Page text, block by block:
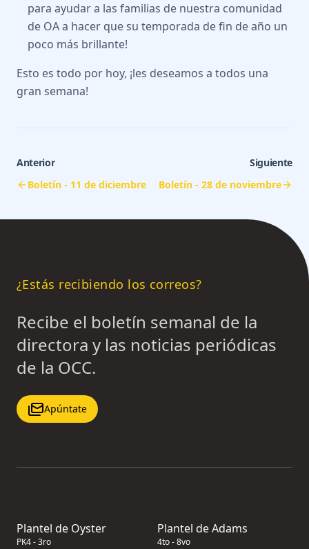
para ayudar a las familias de nuestra comunidad
de OA a hacer que su temporada de fin de año un
poco más brillante!
Esto es todo por hoy, ¡les deseamos a todos una
gran semana!
Anterior
Boletín - 11 de diciembre
Siguiente
Boletín - 28 de noviembre
¿Estás recibiendo los correos?
Recibe el boletín semanal de la
directora y las noticias periódicas
de la OCC.
Apúntate
Plantel de Oyster
PK4 - 3ro
Plantel de Adams
4to - 8vo